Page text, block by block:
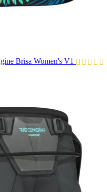
Brisa Women's V1